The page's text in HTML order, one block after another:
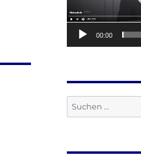
00:00
Suche
nach: